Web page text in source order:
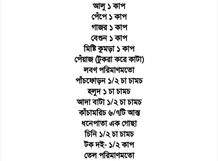
আলু ১ কাপ
পেঁপে ১ কাপ
গাজর ১ কাপ
বেগুন ১ কাপ
মিষ্টি কুমড়া ১ কাপ
পেঁয়াজ (টুকরা করে কাটা)
লবণ পরিমাণমতো
পাঁচফোড়ন ১/২ চা চামচ
হলুদ ১ চা চামচ
আদা বাটা ১/২ চা চামচ
কাঁচামরিচ ৬/৭টি আস্ত
ধনেপাতা এক গোছা
চিনি ১/২ চা চামচ
টক দই- ১/২ কাপ
তেল পরিমাণমতো